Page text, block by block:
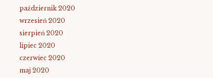
październik 2020
wrzesień 2020
sierpień 2020
lipiec 2020
czerwiec 2020
maj 2020